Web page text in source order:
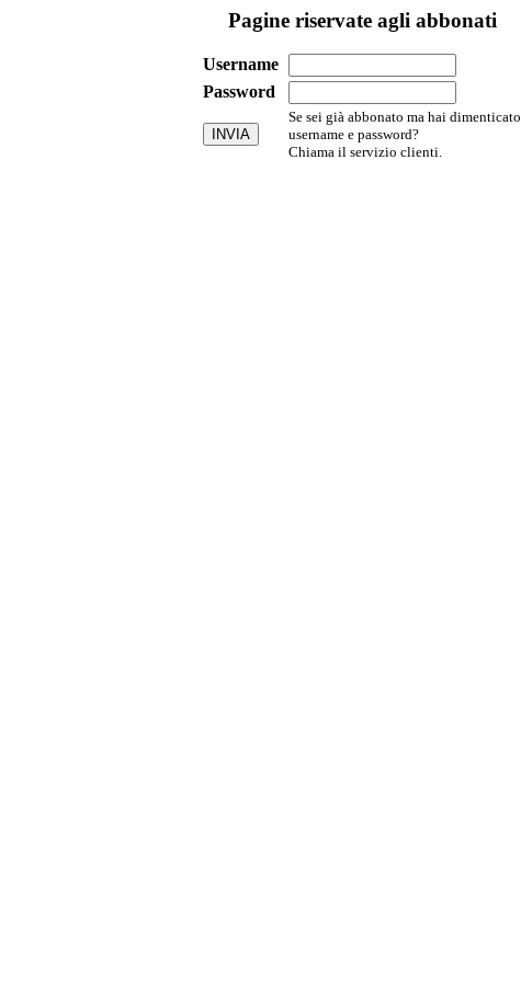
Pagine riservate agli abbonati
Username
Password
Se sei già abbonato ma hai dimenticato
username e password?
Chiama il servizio clienti.